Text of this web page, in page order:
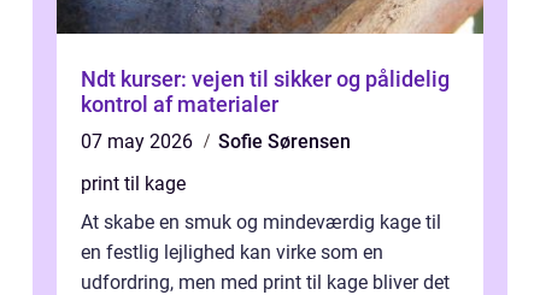
Ndt kurser: vejen til sikker og pålidelig
kontrol af materialer
07 may 2026
Sofie Sørensen
print til kage
At skabe en smuk og mindeværdig kage til
en festlig lejlighed kan virke som en
udfordring, men med print til kage bliver det